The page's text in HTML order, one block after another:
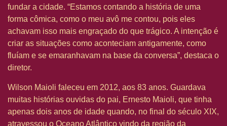
fundar a cidade. “Estamos contando a história de uma
forma cômica, como o meu avô me contou, pois eles
achavam isso mais engraçado do que trágico. A intenção é
criar as situações como aconteciam antigamente, como
fluíam e se emaranhavam na base da conversa”, destaca o
diretor.
Wilson Maioli faleceu em 2012, aos 83 anos. Guardava
muitas histórias ouvidas do pai, Ernesto Maioli, que tinha
apenas dois anos de idade quando, no final do século XIX,
atravessou o Oceano Atlântico vindo da região da